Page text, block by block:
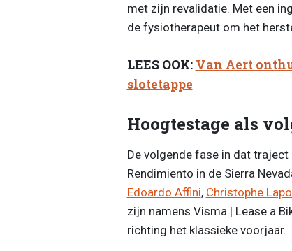
met zijn revalidatie. Met een
de fysiotherapeut om het
LEES OOK: Van Aert
slotetappe
Hoogtestage als
De volgende fase in dat
Rendimiento in de Sierra
Edoardo Affini, Christophe
zijn namens Visma | Lease a
richting het klassieke voorjaar.